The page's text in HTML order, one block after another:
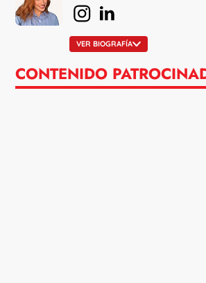
en Instagram
en Linkedin
VER BIOGRAFÍA
CONTENIDO